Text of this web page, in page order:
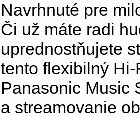
Navrhnuté pre
Či už máte radi
uprednostňujete
tento flexibilný
Panasonic Music
a streamovanie